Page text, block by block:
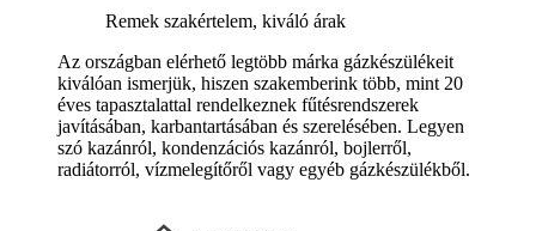
Remek szakértelem, kiváló árak
Az országban elérhető legtöbb márka gázkészülékeit
kiválóan ismerjük, hiszen szakemberink több, mint 20
éves tapasztalattal rendelkeznek fűtésrendszerek
javításában, karbantartásában és szerelésében. Legyen
szó kazánról, kondenzációs kazánról, bojlerről,
radiátorról, vízmelegítőről vagy egyéb gázkészülékből.